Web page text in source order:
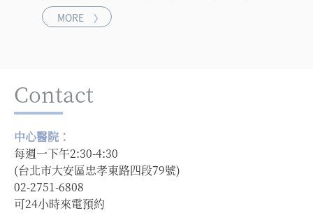
MORE 〉
Contact
中心醫院：
每週一下午2:30-4:30
(台北市大安區忠孝東路四段79號)
02-2751-6808
可24小時來電預約